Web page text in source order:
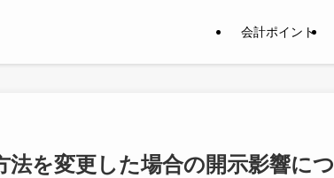
会計ポイント
を変更した場合の開示影響につ